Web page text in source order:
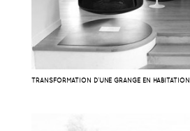
TRANSFORMATION D’UNE GRANGE EN HABITATION